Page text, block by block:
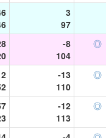
3
97
-8
104
◎
-13
110
◎
-12
113
◎